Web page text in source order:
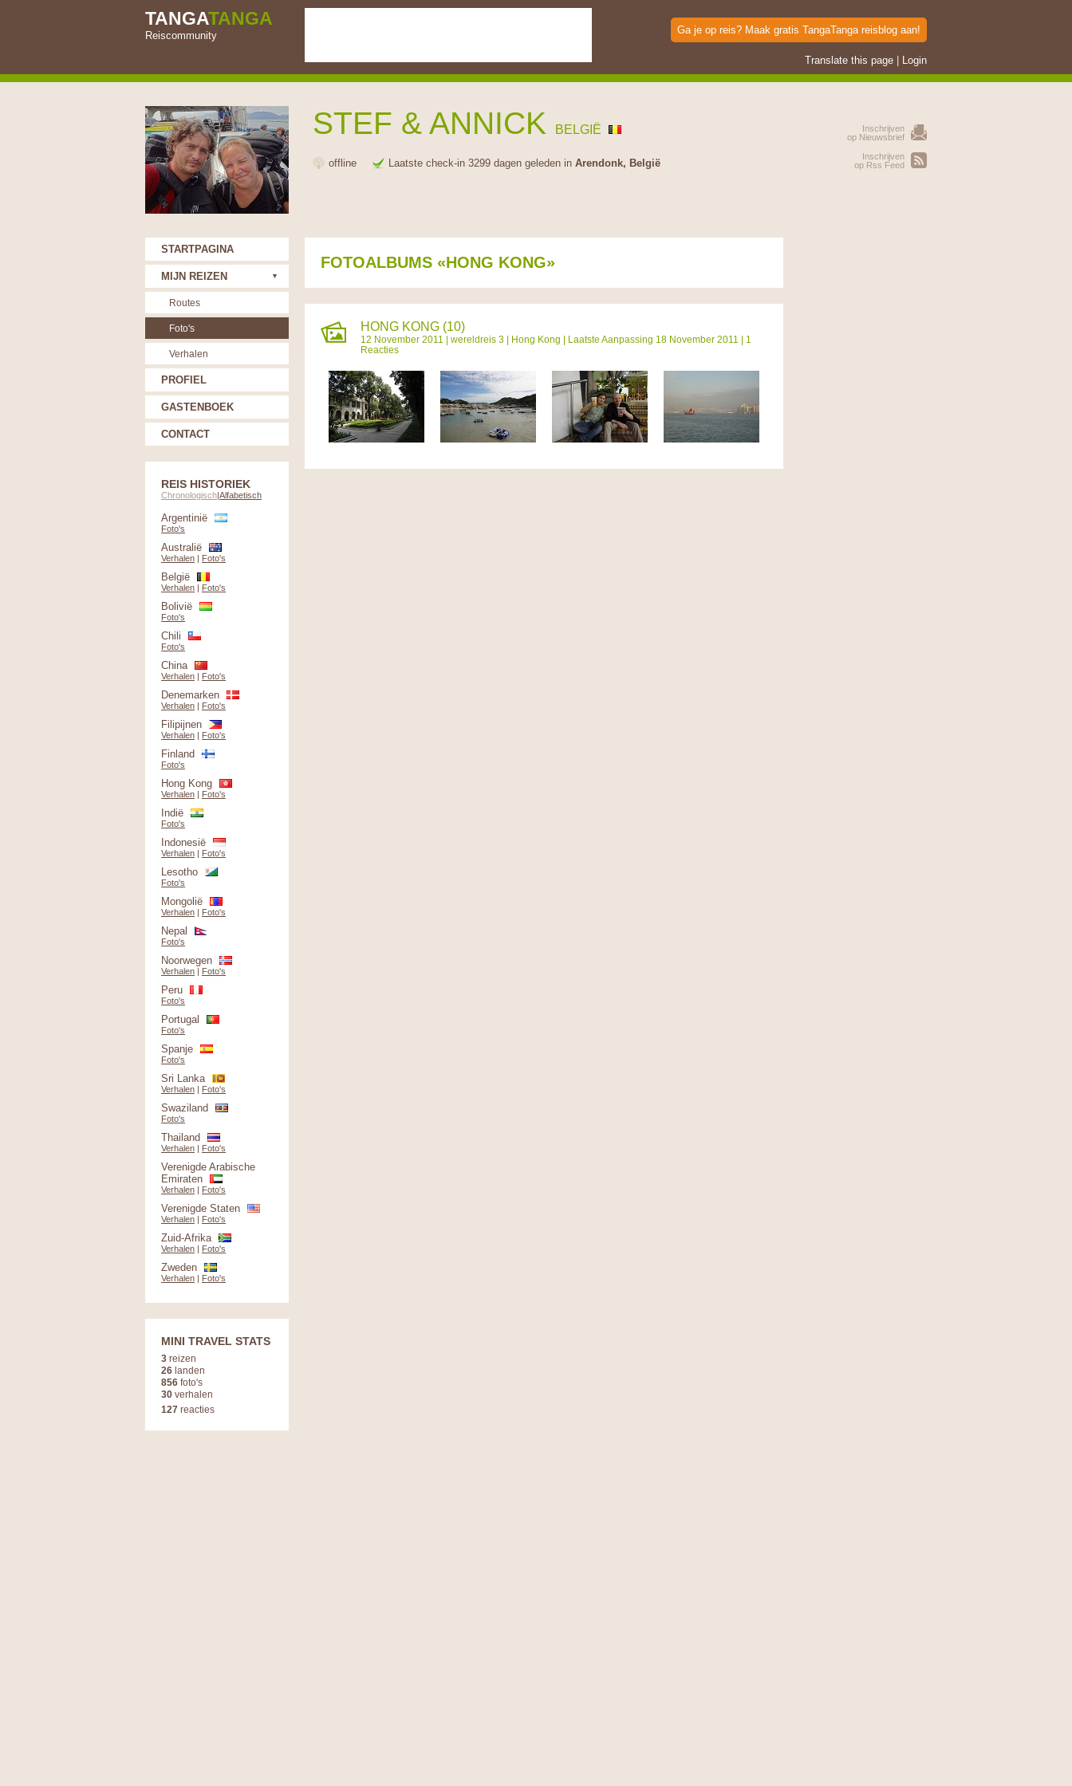
TANGATANGA
Reiscommunity Ga je op reis? Maak gratis TangaTanga reisblog aan!
Translate this page Login
STEF & ANNICK BELGIË
offline Laatste check-in 3299 dagen geleden in Arendonk, België
Inschrijven
op Nieuwsbrief
Inschrijven
op Rss Feed
FOTOALBUMS «HONG KONG»
HONG KONG (10)
12 November 2011 | wereldreis 3 | Hong Kong | Laatste Aanpassing 18 November 2011 | 1
Reacties
STARTPAGINA
MIJN REIZEN
Routes
Foto's
Verhalen
PROFIEL
GASTENBOEK
CONTACT
REIS HISTORIEK
Chronologisch|Alfabetisch
Argentinië
Foto's
Australië
Verhalen | Foto's
België
Verhalen | Foto's
Bolivië
Foto's
Chili
Foto's
China
Verhalen | Foto's
Denemarken
Verhalen | Foto's
Filipijnen
Verhalen | Foto's
Finland
Foto's
Hong Kong
Verhalen | Foto's
Indië
Foto's
Indonesië
Verhalen | Foto's
Lesotho
Foto's
Mongolië
Verhalen | Foto's
Nepal
Foto's
Noorwegen
Verhalen | Foto's
Peru
Foto's
Portugal
Foto's
Spanje
Foto's
Sri Lanka
Verhalen | Foto's
Swaziland
Foto's
Thailand
Verhalen | Foto's
Verenigde Arabische
Emiraten
Verhalen | Foto's
Verenigde Staten
Verhalen | Foto's
Zuid-Afrika
Verhalen | Foto's
Zweden
Verhalen | Foto's
MINI TRAVEL STATS
3 reizen
26 landen
856 foto's
30 verhalen
127 reacties